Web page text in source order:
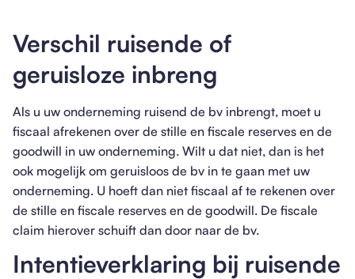
Verschil ruisende of
geruisloze inbreng
Als u uw onderneming ruisend de bv inbrengt, moet u
fiscaal afrekenen over de stille en fiscale reserves en de
goodwill in uw onderneming. Wilt u dat niet, dan is het
ook mogelijk om geruisloos de bv in te gaan met uw
onderneming. U hoeft dan niet fiscaal af te rekenen over
de stille en fiscale reserves en de goodwill. De fiscale
claim hierover schuift dan door naar de bv.
Intentieverklaring bij ruisende